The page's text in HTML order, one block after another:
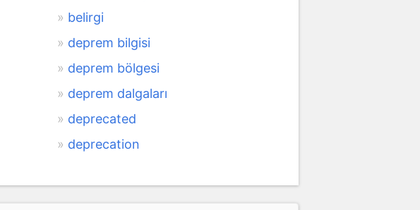
belirgi
deprem bilgisi
deprem bölgesi
deprem dalgaları
deprecated
deprecation